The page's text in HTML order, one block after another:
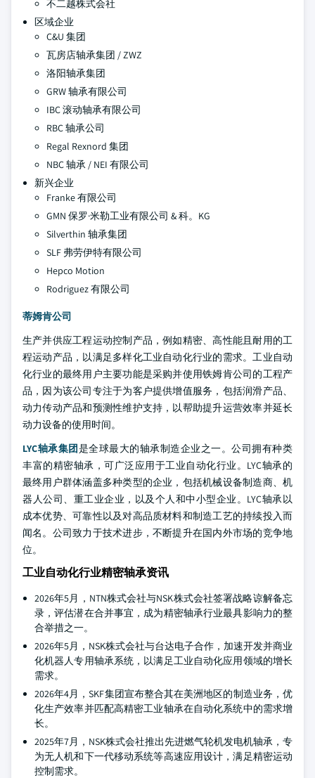
不二越株式会社
区域企业
C&U 集团
瓦房店轴承集团 / ZWZ
洛阳轴承集团
GRW 轴承有限公司
IBC 滚动轴承有限公司
RBC 轴承公司
Regal Rexnord 集团
NBC 轴承 / NEI 有限公司
新兴企业
Franke 有限公司
GMN 保罗·米勒工业有限公司 & 科。KG
Silverthin 轴承集团
SLF 弗劳伊特有限公司
Hepco Motion
Rodriguez 有限公司
蒂姆肯公司
生产并供应工程运动控制产品，例如精密、高性能且耐用的工
程运动产品，以满足多样化工业自动化行业的需求。工业自动
化行业的最终用户主要功能是采购并使用铁姆肯公司的工程产
品，因为该公司专注于为客户提供增值服务，包括润滑产品、
动力传动产品和预测性维护支持，以帮助提升运营效率并延长
动力设备的使用时间。
LYC轴承集团是全球最大的轴承制造企业之一。公司拥有种类
丰富的精密轴承，可广泛应用于工业自动化行业。LYC轴承的
最终用户群体涵盖多种类型的企业，包括机械设备制造商、机
器人公司、重工业企业，以及个人和中小型企业。LYC轴承以
成本优势、可靠性以及对高品质材料和制造工艺的持续投入而
闻名。公司致力于技术进步，不断提升在国内外市场的竞争地
位。
工业自动化行业精密轴承资讯
2026年5月，NTN株式会社与NSK株式会社签署战略谅解备忘
录，评估潜在合并事宜，成为精密轴承行业最具影响力的整
合举措之一。
2026年5月，NSK株式会社与台达电子合作，加速开发并商业
化机器人专用轴承系统，以满足工业自动化应用领域的增长
需求。
2026年4月，SKF集团宣布整合其在美洲地区的制造业务，优
化生产效率并匹配高精密工业轴承在自动化系统中的需求增
长。
2025年7月，NSK株式会社推出先进燃气轮机发电机轴承，专
为无人机和下一代移动系统等高速应用设计，满足精密运动
控制需求。